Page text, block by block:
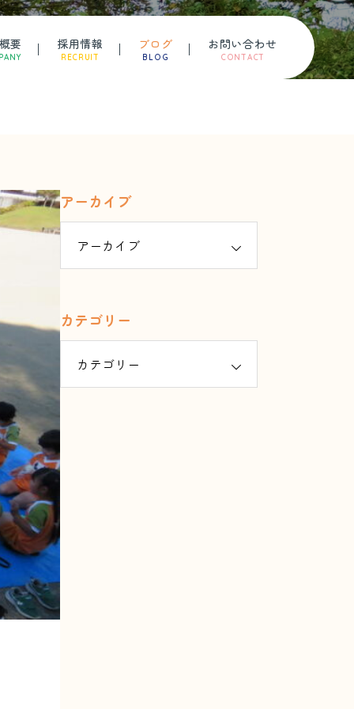
要 採用情報
RECRUIT
ブログ
BLOG
お問い合わせ
CONTACT
アーカイブ
カテゴリー